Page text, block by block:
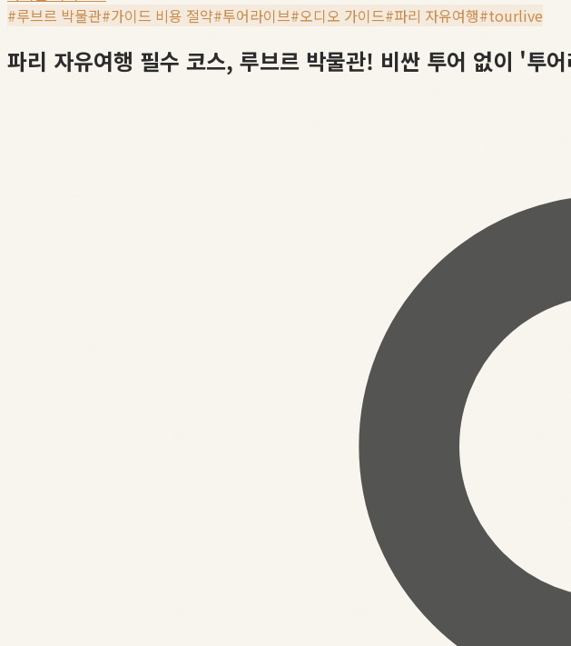
#루브르 박물관#가이드 비용 절약#투어라이브#오디오 가이드#파리 자유여행#tourlive
파리 자유여행 필수 코스, 루브르 박물관! 비싼 투어 없이 '투